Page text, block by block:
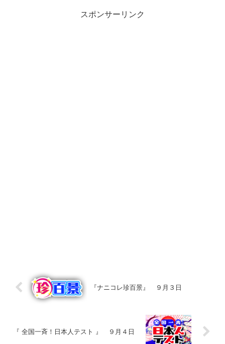
スポンサーリンク
『ナニコレ珍百景』 ９月３日
『 全国一斉！日本人テスト 』 ９月４日